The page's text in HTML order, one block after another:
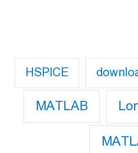
HSPICE
MATLAB